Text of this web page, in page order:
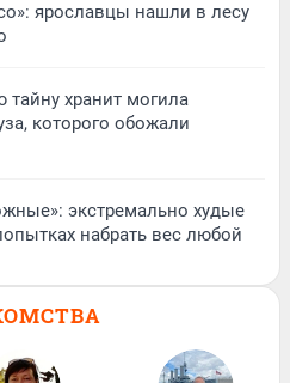
ярославцы нашли в лесу
хранит могила
которого обожали
экстремально худые
набрать вес любой